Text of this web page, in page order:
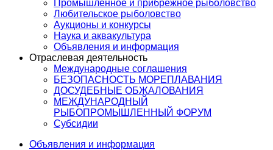
Промышленное и прибрежное рыболовство
Любительское рыболовство
Аукционы и конкурсы
Наука и аквакультура
Объявления и информация
Отраслевая деятельность
Международные соглашения
БЕЗОПАСНОСТЬ МОРЕПЛАВАНИЯ
ДОСУДЕБНЫЕ ОБЖАЛОВАНИЯ
МЕЖДУНАРОДНЫЙ
РЫБОПРОМЫШЛЕННЫЙ ФОРУМ
Субсидии
Объявления и информация